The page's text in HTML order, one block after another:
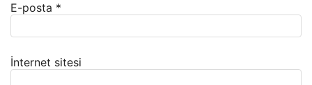
E-posta *
İnternet sitesi